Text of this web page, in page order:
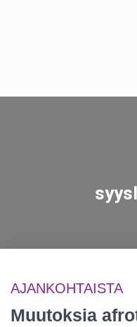
AJANKOHTAISTA
Muutoksia